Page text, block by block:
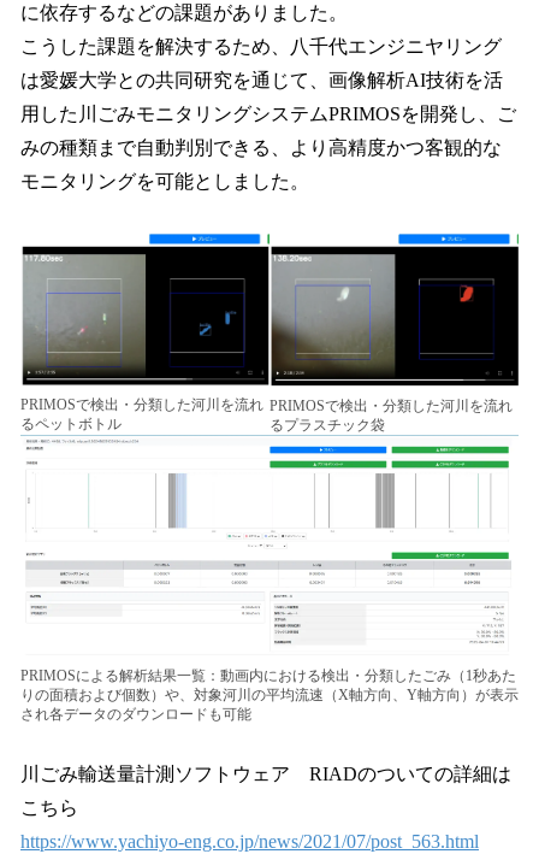
に依存するなどの課題がありました。
こうした課題を解決するため、八千代エンジニヤリング
は愛媛大学との共同研究を通じて、画像解析AI技術を活
用した川ごみモニタリングシステムPRIMOSを開発し、ご
みの種類まで自動判別できる、より高精度かつ客観的な
モニタリングを可能としました。
PRIMOSで検出・分類した河川を流れ
るペットボトル
PRIMOSで検出・分類した河川を流れ
るプラスチック袋
PRIMOSによる解析結果一覧：動画内における検出・分類したごみ（1秒あた
りの面積および個数）や、対象河川の平均流速（X軸方向、Y軸方向）が表示
され各データのダウンロードも可能
川ごみ輸送量計測ソフトウェア RIADのついての詳細は
こちら
https://www.yachiyo-eng.co.jp/news/2021/07/post_563.html